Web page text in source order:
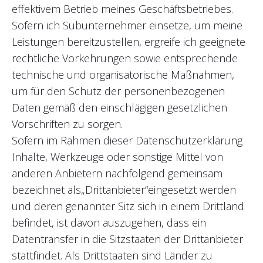
effektivem Betrieb meines Geschäftsbetriebes.
Sofern ich Subunternehmer einsetze, um meine
Leistungen bereitzustellen, ergreife ich geeignete
rechtliche Vorkehrungen sowie entsprechende
technische und organisatorische Maßnahmen,
um für den Schutz der personenbezogenen
Daten gemäß den einschlägigen gesetzlichen
Vorschriften zu sorgen.
Sofern im Rahmen dieser Datenschutzerklärung
Inhalte, Werkzeuge oder sonstige Mittel von
anderen Anbietern nachfolgend gemeinsam
bezeichnet als„Drittanbieter“eingesetzt werden
und deren genannter Sitz sich in einem Drittland
befindet, ist davon auszugehen, dass ein
Datentransfer in die Sitzstaaten der Drittanbieter
stattfindet. Als Drittstaaten sind Länder zu